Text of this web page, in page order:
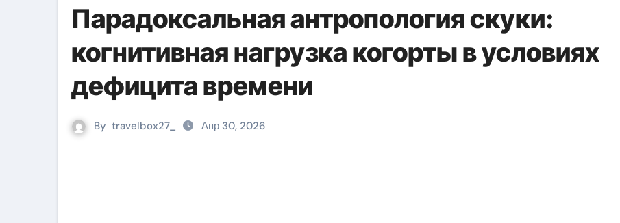
Парадоксальная антропология скуки:
когнитивная нагрузка когорты в условиях
дефицита времени
By travelbox27_ Апр 30, 2026